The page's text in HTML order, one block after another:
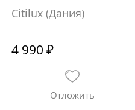
Citilux (Дания)
4 990 ₽